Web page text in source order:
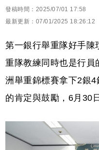
發稿時間：2025/07/01 17:58
最新更新：07/01/2025 18:26:12
第一銀行舉重隊好手陳
重隊教練同時也是行員
洲舉重錦標賽拿下2銀
的肯定與鼓勵，6月30